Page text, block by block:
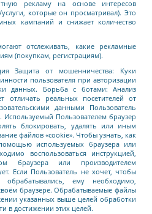
рекламу на основе интересов
которые он просматривал). Это
кампаний и снижает количество
отслеживать, какие рекламные
(покупкам, регистрациям).
Защита от мошенничества: Куки
пользователя при авторизации
данных. Борьба с ботами: Анализ
отличать реальных посетителей от
данными Пользователь
Используемый Пользователем браузер
блокировать, удалять или иным
файлов «cookie». Чтобы узнать, как
используемых браузера или
воспользоваться инструкцией,
браузера или производителем
Если Пользователь не хочет, чтобы
обрабатывались, ему необходимо,
браузере. Обрабатываемые файлы
указанных выше целей обработки
в достижении этих целей.